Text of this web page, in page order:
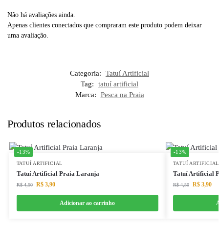
Não há avaliações ainda.
Apenas clientes conectados que compraram este produto podem deixar
uma avaliação.
Categoria:
Tatuí Artificial
Tag:
tatuí artificial
Marca:
Pesca na Praia
Produtos relacionados
-13%
TATUÍ ARTIFICIAL
Tatuí Artificial Praia Laranja
R$4,50 R$3,90
Adicionar ao carrinho
-13%
TATUÍ ARTIFICIAL
Tatuí Artificial
R$4,50 R$3,90